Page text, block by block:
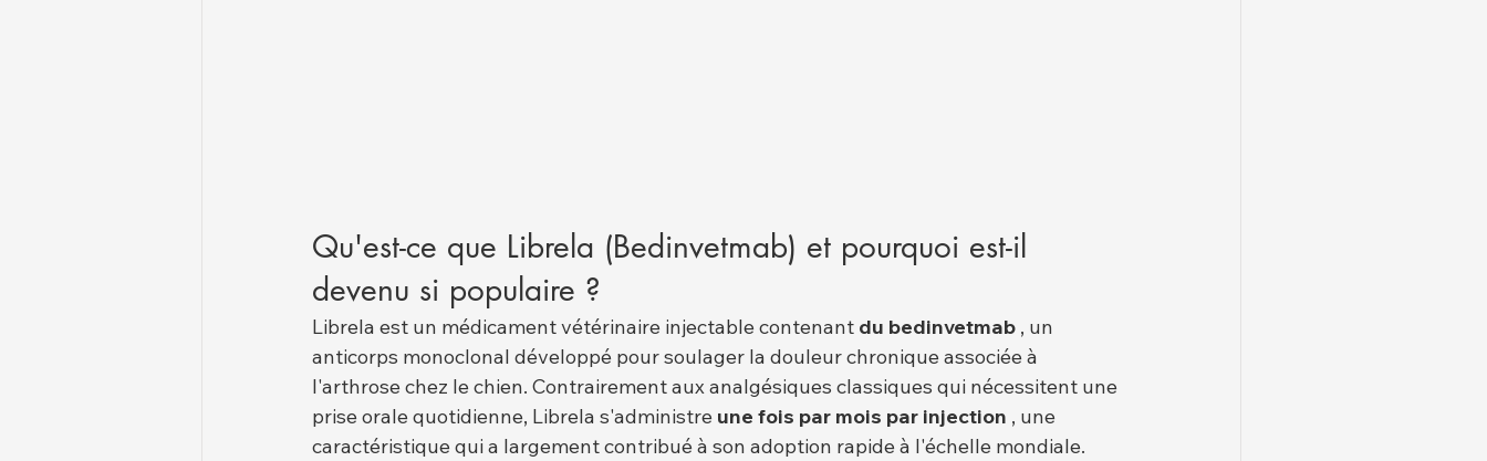
Qu'est-ce que Librela (Bedinvetmab) et pourquoi est-il
devenu si populaire ?
Librela est un médicament vétérinaire injectable contenant du bedinvetmab , un
anticorps monoclonal développé pour soulager la douleur chronique associée à
l'arthrose chez le chien. Contrairement aux analgésiques classiques qui nécessitent une
prise orale quotidienne, Librela s'administre une fois par mois par injection , une
caractéristique qui a largement contribué à son adoption rapide à l'échelle mondiale.